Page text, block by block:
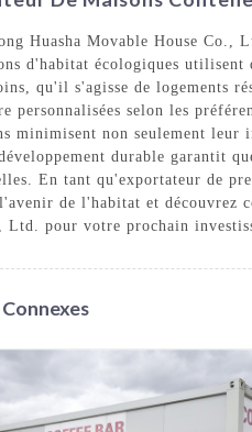
Huasha Movable House Co.,
d'habitat écologiques utilisent
qu'il s'agisse de logements
personnalisées selon les
minimisent non seulement leur
durable garantit
En tant qu'exportateur de
de l'habitat et découvrez
Ltd. pour votre prochain